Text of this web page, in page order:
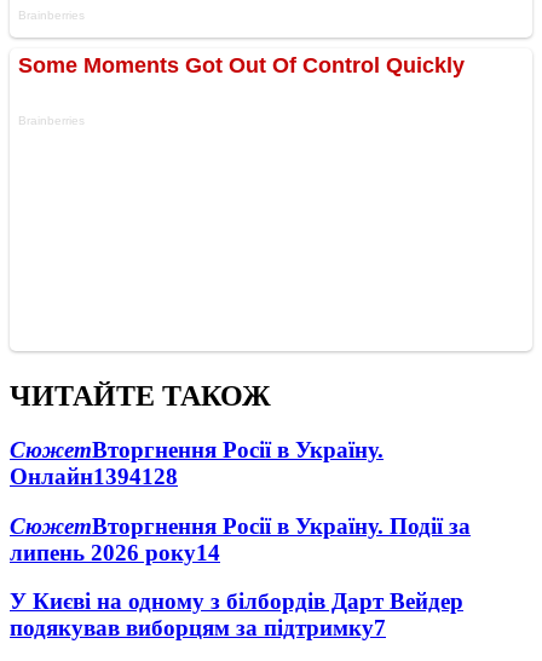
ЧИТАЙТЕ ТАКОЖ
СюжетВторгнення Росії в Україну.
Онлайн1394128
СюжетВторгнення Росії в Україну. Події за
липень 2026 року14
У Києві на одному з білбордів Дарт Вейдер
подякував виборцям за підтримку7